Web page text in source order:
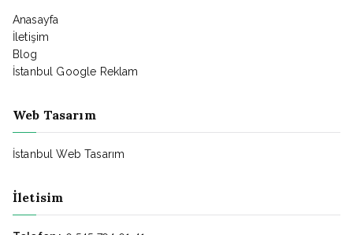
Anasayfa
İletişim
Blog
İstanbul Google Reklam
Web Tasarım
İstanbul Web Tasarım
İletisim